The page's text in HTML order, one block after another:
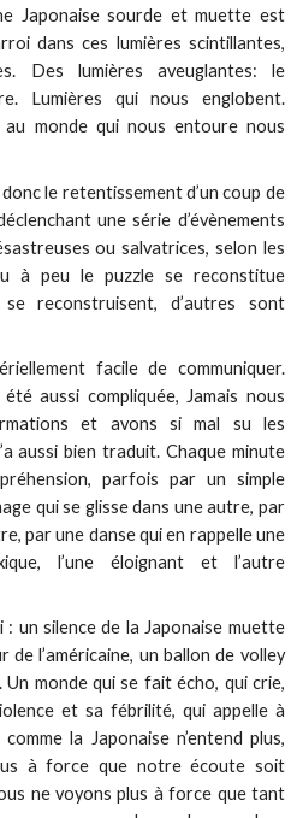
Japonaise sourde et muette est
dans ces lumières scintillantes,
Des lumières aveuglantes: le
Lumières qui nous englobent.
monde qui nous entoure nous
le retentissement d’un coup de
une série d’évènements
ou salvatrices, selon les
à peu le puzzle se reconstitue
reconstruisent, d’autres sont
facile de communiquer.
été aussi compliquée, Jamais nous
et avons si mal su les
aussi bien traduit. Chaque minute
parfois par un simple
qui se glisse dans une autre, par
par une danse qui en rappelle une
l’une éloignant et l’autre
un silence de la Japonaise muette
l’américaine, un ballon de volley
monde qui se fait écho, qui crie,
et sa fébrilité, qui appelle à
la Japonaise n’entend plus,
à force que notre écoute soit
ne voyons plus à force que tant